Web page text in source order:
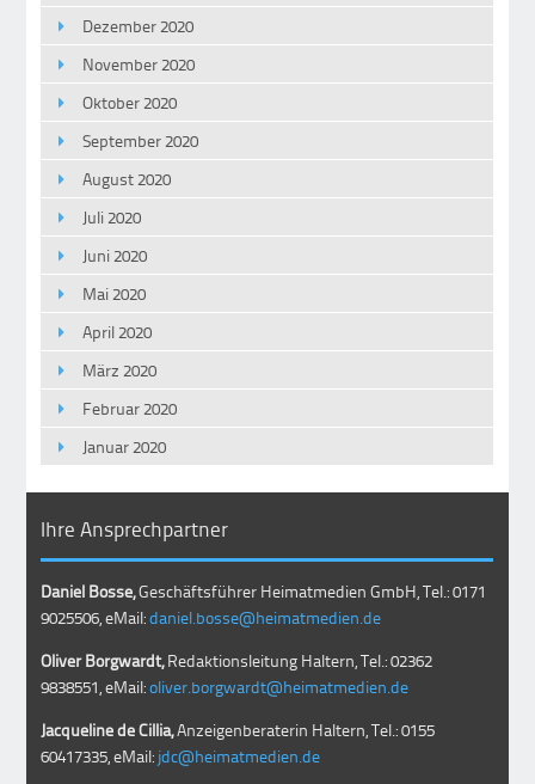
Dezember 2020
November 2020
Oktober 2020
September 2020
August 2020
Juli 2020
Juni 2020
Mai 2020
April 2020
März 2020
Februar 2020
Januar 2020
Ihre Ansprechpartner
Daniel Bosse,Geschäftsführer Heimatmedien GmbH, Tel.: 0171
9025506, eMail:daniel.bosse@heimatmedien.de
Oliver Borgwardt,Redaktionsleitung Haltern, Tel.: 02362
9838551, eMail:oliver.borgwardt@heimatmedien.de
Jacqueline de Cillia,Anzeigenberaterin Haltern, Tel.: 0155
60417335, eMail: jdc@heimatmedien.de